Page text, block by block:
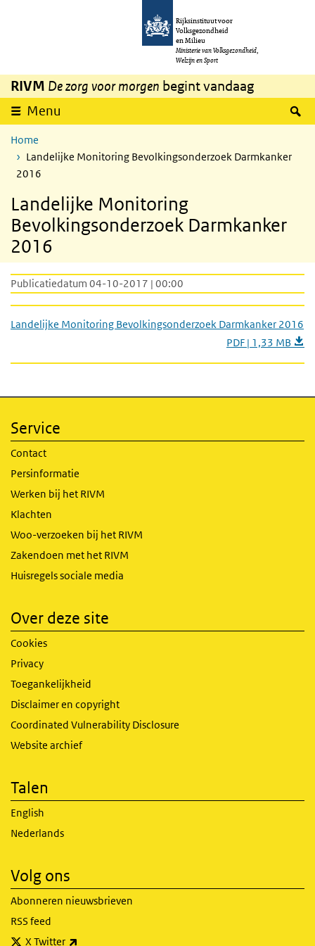
Overslaan en naar de inhoud gaan
Rijksinstituut voor
Volksgezondheid
en Milieu
Ministerie van Volksgezondheid,
Welzijn en Sport
RIVM De zorg voor morgen begint vandaag
Menu
Home
Landelijke Monitoring Bevolkingsonderzoek Darmkanker
2016
Landelijke Monitoring
Bevolkingsonderzoek Darmkanker
2016
Publicatiedatum 04-10-2017 | 00:00
Landelijke Monitoring Bevolkingsonderzoek Darmkanker 2016
PDF | 1,33 MB
Service
Contact
Persinformatie
Werken bij het RIVM
Klachten
Woo-verzoeken bij het RIVM
Zakendoen met het RIVM
Huisregels sociale media
Over deze site
Cookies
Privacy
Toegankelijkheid
Disclaimer en copyright
Coordinated Vulnerability Disclosure
Website archief
Talen
English
Nederlands
Volg ons
Abonneren nieuwsbrieven
RSS feed
X Twitter